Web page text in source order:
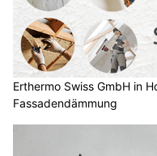
Erthermo Swiss GmbH in
Fassadendämmung